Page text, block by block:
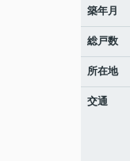
築年月
総戸数
所在地
交通